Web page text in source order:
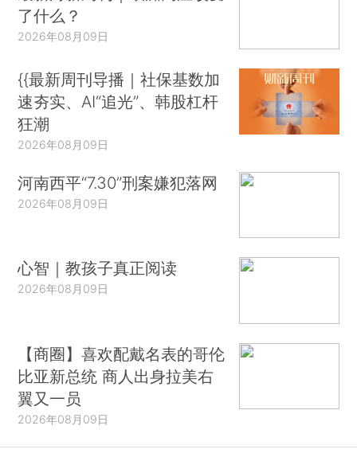
了什么？
2026年08月09日
{{最新周刊导播｜社保基数加
速夯实、AI“追光”、韩股杠杆
狂潮
2026年08月09日
河南西平“7.30”刑案嫌犯落网
2026年08月09日
心智｜教孩子真正阅读
2026年08月09日
【商圈】喜欢配戴名表的哥伦
比亚新总统 商人出身拉美右
翼又一员
2026年08月09日